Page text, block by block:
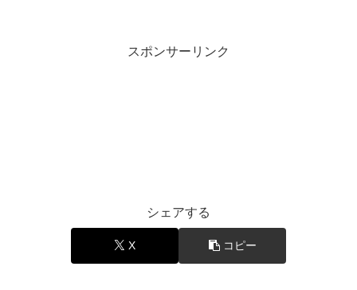
スポンサーリンク
シェアする
X コピー